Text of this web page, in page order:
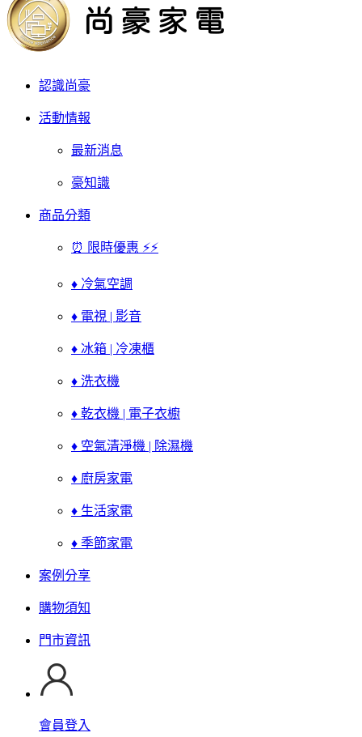
認識尚豪
活動情報
最新消息
豪知識
商品分類
⏰ 限時優惠 ⚡⚡
♦ 冷氣空調
♦ 電視 | 影音
♦ 冰箱 | 冷凍櫃
♦ 洗衣機
♦ 乾衣機 | 電子衣櫥
♦ 空氣清淨機 | 除濕機
♦ 廚房家電
♦ 生活家電
♦ 季節家電
案例分享
購物須知
門市資訊
會員登入